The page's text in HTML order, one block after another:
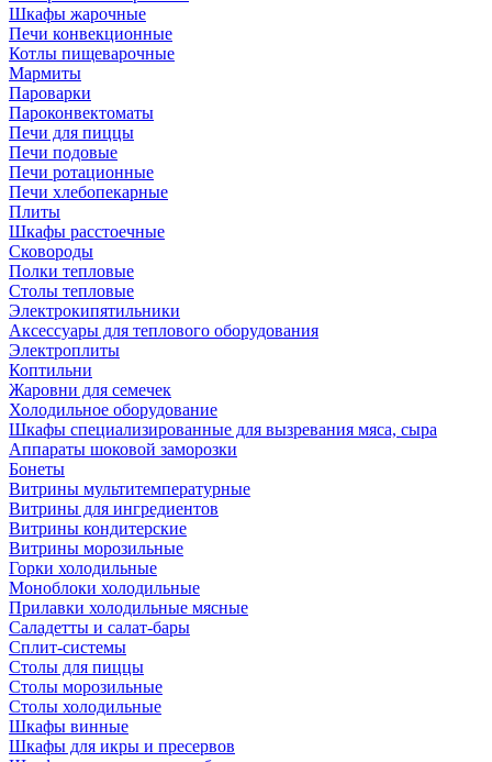
Шкафы жарочные
Печи конвекционные
Котлы пищеварочные
Мармиты
Пароварки
Пароконвектоматы
Печи для пиццы
Печи подовые
Печи ротационные
Печи хлебопекарные
Плиты
Шкафы расстоечные
Сковороды
Полки тепловые
Столы тепловые
Электрокипятильники
Аксессуары для теплового оборудования
Электроплиты
Коптильни
Жаровни для семечек
Холодильное оборудование
Шкафы специализированные для вызревания мяса, сыра
Аппараты шоковой заморозки
Бонеты
Витрины мультитемпературные
Витрины для ингредиентов
Витрины кондитерские
Витрины морозильные
Горки холодильные
Моноблоки холодильные
Прилавки холодильные мясные
Саладетты и салат-бары
Сплит-системы
Столы для пиццы
Столы морозильные
Столы холодильные
Шкафы винные
Шкафы для икры и пресервов